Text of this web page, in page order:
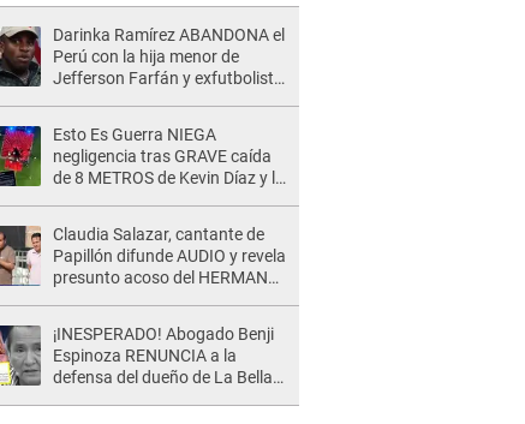
Darinka Ramírez ABANDONA el
Perú con la hija menor de
Jefferson Farfán y exfutbolista
Esto Es Guerra NIEGA
negligencia tras GRAVE caída
de 8 METROS de Kevin Díaz y lo
Claudia Salazar, cantante de
Papillón difunde AUDIO y revela
presunto acoso del HERMANO
shock"
¡INESPERADO! Abogado Benji
Espinoza RENUNCIA a la
defensa del dueño de La Bella